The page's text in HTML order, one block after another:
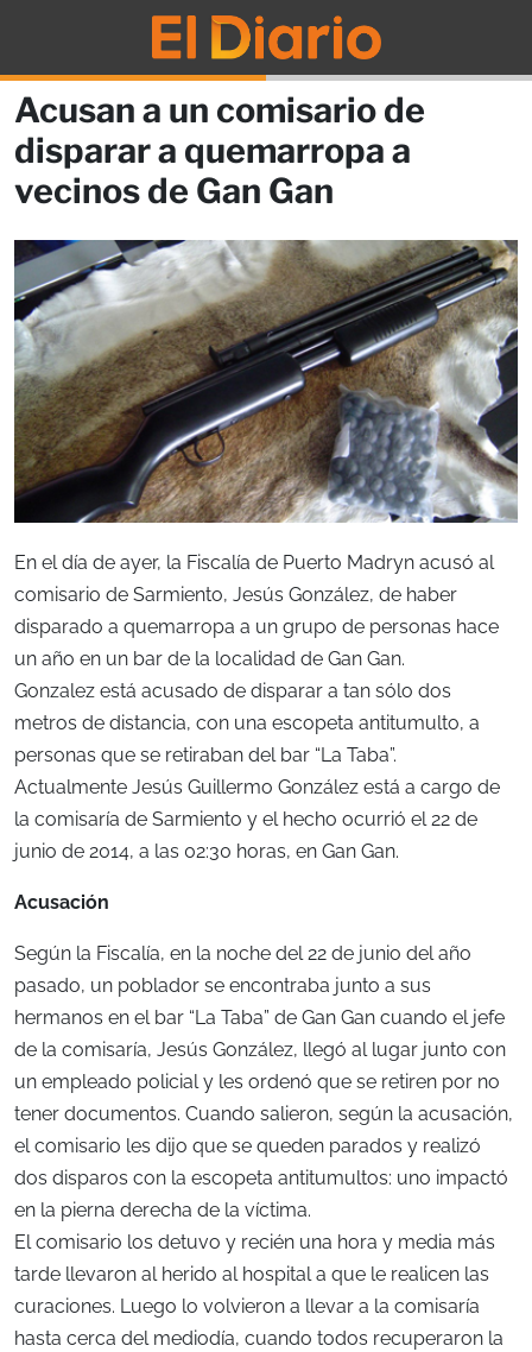
Acusan a un comisario de
disparar a quemarropa a
vecinos de Gan Gan
En el día de ayer, la Fiscalía de Puerto Madryn acusó al
comisario de Sarmiento, Jesús González, de haber
disparado a quemarropa a un grupo de personas hace
un año en un bar de la localidad de Gan Gan.
Gonzalez está acusado de disparar a tan sólo dos
metros de distancia, con una escopeta antitumulto, a
personas que se retiraban del bar “La Taba”.
Actualmente Jesús Guillermo González está a cargo de
la comisaría de Sarmiento y el hecho ocurrió el 22 de
junio de 2014, a las 02:30 horas, en Gan Gan.
Acusación
Según la Fiscalía, en la noche del 22 de junio del año
pasado, un poblador se encontraba junto a sus
hermanos en el bar “La Taba” de Gan Gan cuando el jefe
de la comisaría, Jesús González, llegó al lugar junto con
un empleado policial y les ordenó que se retiren por no
tener documentos. Cuando salieron, según la acusación,
el comisario les dijo que se queden parados y realizó
dos disparos con la escopeta antitumultos: uno impactó
en la pierna derecha de la víctima.
El comisario los detuvo y recién una hora y media más
tarde llevaron al herido al hospital a que le realicen las
curaciones. Luego lo volvieron a llevar a la comisaría
hasta cerca del mediodía, cuando todos recuperaron la